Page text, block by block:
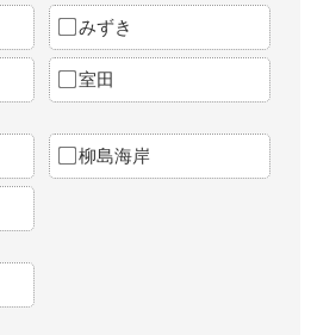
みずき
室田
柳島海岸